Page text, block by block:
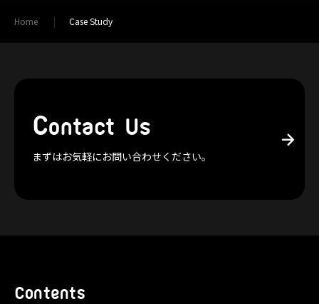
Home Case Study
Contact Us
まずはお気軽にお問い合わせください。
Contents